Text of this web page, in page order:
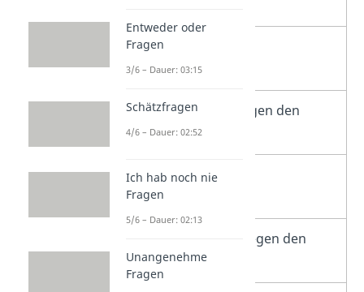
L
Uhrzeigersinn
L‘
Linke Seite gegen den
Uhrzeigersinn
U
Obere Seite im
Obere Seite gegen den
Uhrzeigersinn
Entweder oder
Fragen
3/6 – Dauer: 03:15
Schätzfragen
4/6 – Dauer: 02:52
Ich hab noch nie
Fragen
5/6 – Dauer: 02:13
Unangenehme
Fragen